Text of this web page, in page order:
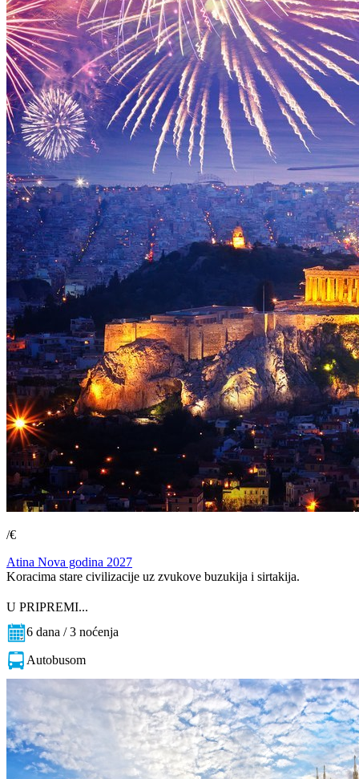
/€
Atina Nova godina 2027
Koracima stare civilizacije uz zvukove buzukija i sirtakija.
U PRIPREMI...
6 dana / 3 noćenja
Autobusom